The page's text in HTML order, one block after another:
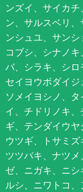
ンズイ、サイカ
ン、サルスベリ
ンシュユ、サン
コブシ、シナノ
バ、シラキ、シロ
セイヨウボダイジ
ソメイヨシノ、
イ、チドリノキ
ギ、テンダイウ
ウツギ、トサミ
ツツバキ、ナツ
ゼ、ニガキ、ニ
ルシ、ニワトコ